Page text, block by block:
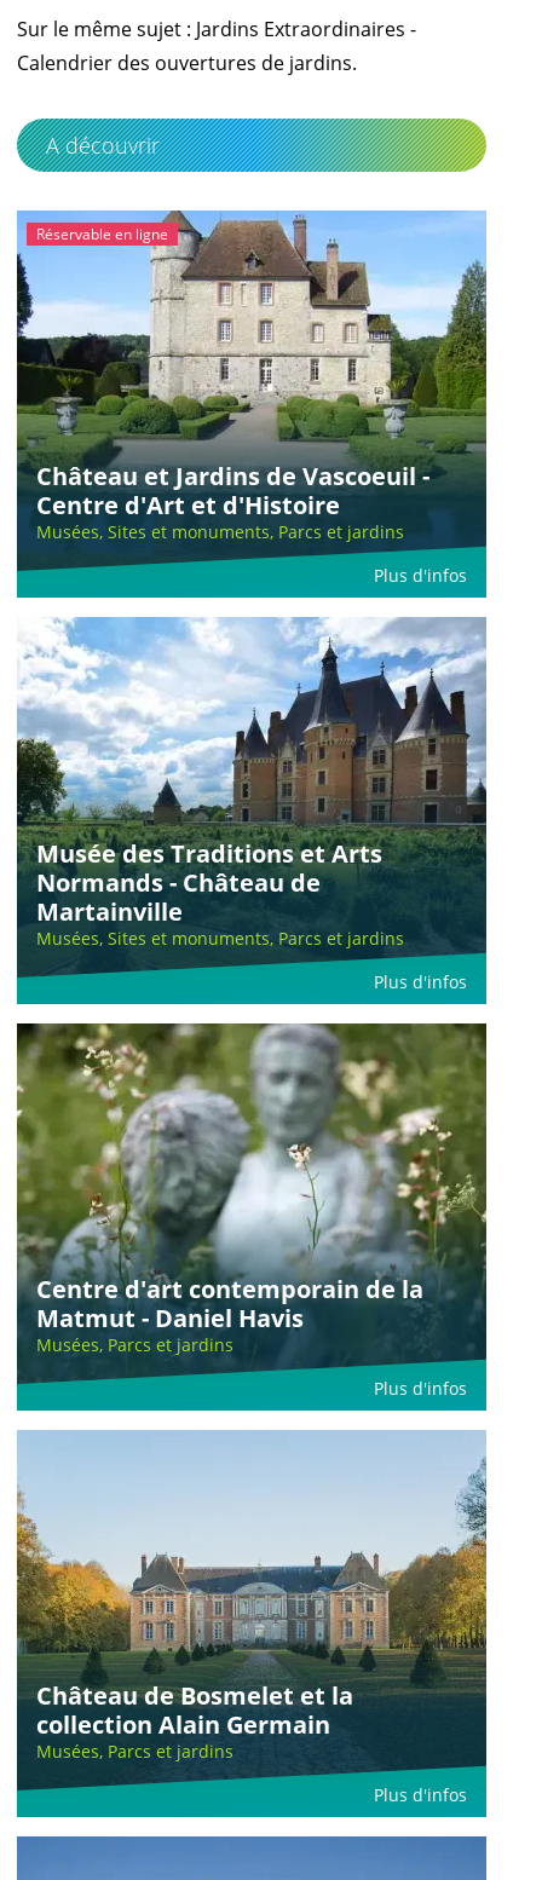
Sur le même sujet : Jardins Extraordinaires -
Calendrier des ouvertures de jardins.
A découvrir
Réservable en ligne
Château et Jardins de Vascoeuil -
Centre d'Art et d'Histoire
Musées, Sites et monuments, Parcs et jardins
Plus d'infos
Musée des Traditions et Arts
Normands - Château de
Martainville
Musées, Sites et monuments, Parcs et jardins
Plus d'infos
Centre d'art contemporain de la
Matmut - Daniel Havis
Musées, Parcs et jardins
Plus d'infos
Château de Bosmelet et la
collection Alain Germain
Musées, Parcs et jardins
Plus d'infos